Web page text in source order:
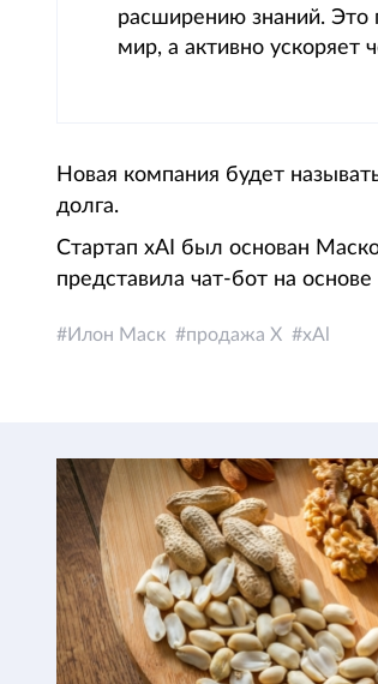
расширению знаний. Это
мир, а активно ускоряет
Новая компания будет
долга.
Стартап xAI был основан
представила чат-бот на
Илон Маск продажа Х xAl